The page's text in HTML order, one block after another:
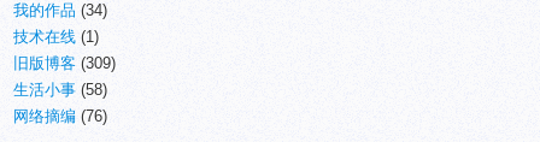
我的作品 (34)
技术在线 (1)
旧版博客 (309)
生活小事 (58)
网络摘编 (76)